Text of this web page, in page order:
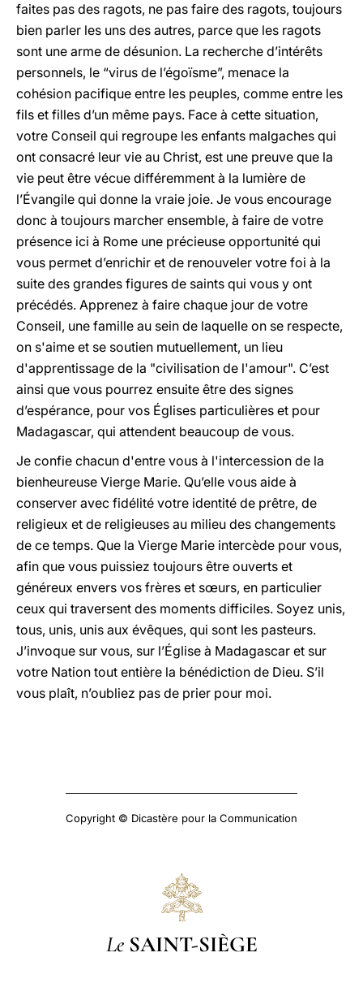
faites pas des ragots, ne pas faire des ragots, toujours
bien parler les uns des autres, parce que les ragots
sont une arme de désunion. La recherche d’intérêts
personnels, le “virus de l’égoïsme”, menace la
cohésion pacifique entre les peuples, comme entre les
fils et filles d’un même pays. Face à cette situation,
votre Conseil qui regroupe les enfants malgaches qui
ont consacré leur vie au Christ, est une preuve que la
vie peut être vécue différemment à la lumière de
l’Évangile qui donne la vraie joie. Je vous encourage
donc à toujours marcher ensemble, à faire de votre
présence ici à Rome une précieuse opportunité qui
vous permet d’enrichir et de renouveler votre foi à la
suite des grandes figures de saints qui vous y ont
précédés. Apprenez à faire chaque jour de votre
Conseil, une famille au sein de laquelle on se respecte,
on s'aime et se soutien mutuellement, un lieu
d'apprentissage de la "civilisation de l'amour". C’est
ainsi que vous pourrez ensuite être des signes
d’espérance, pour vos Églises particulières et pour
Madagascar, qui attendent beaucoup de vous.
Je confie chacun d'entre vous à l'intercession de la
bienheureuse Vierge Marie. Qu’elle vous aide à
conserver avec fidélité votre identité de prêtre, de
religieux et de religieuses au milieu des changements
de ce temps. Que la Vierge Marie intercède pour vous,
afin que vous puissiez toujours être ouverts et
généreux envers vos frères et sœurs, en particulier
ceux qui traversent des moments difficiles. Soyez unis,
tous, unis, unis aux évêques, qui sont les pasteurs.
J’invoque sur vous, sur l’Église à Madagascar et sur
votre Nation tout entière la bénédiction de Dieu. S’il
vous plaît, n’oubliez pas de prier pour moi.
Copyright © Dicastère pour la Communication
Le SAINT-SIÈGE